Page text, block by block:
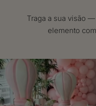
Traga a sua visão
elemento